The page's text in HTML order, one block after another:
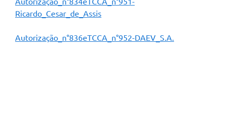
Projetos
Ricardo_Cesar_de_Assis
Autorização_n°836eTCCA_n°952-DAEV_S.A.